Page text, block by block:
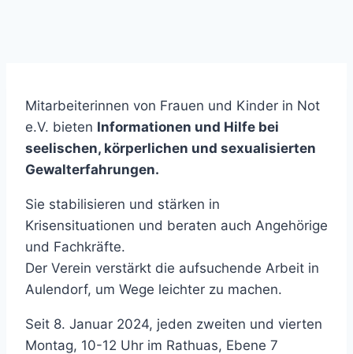
Mitarbeiterinnen von Frauen und Kinder in Not
e.V. bieten Informationen und Hilfe bei
seelischen, körperlichen und sexualisierten
Gewalterfahrungen.
Sie stabilisieren und stärken in
Krisensituationen und beraten auch Angehörige
und Fachkräfte.
Der Verein verstärkt die aufsuchende Arbeit in
Aulendorf, um Wege leichter zu machen.
Seit 8. Januar 2024, jeden zweiten und vierten
Montag, 10-12 Uhr im Rathuas, Ebene 7